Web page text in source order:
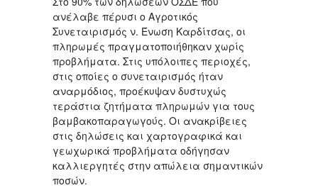
ανέλαβε πέρυσι ο Αγροτικός
Συνεταιρισμός ν. Ένωση Καρδίτσας, οι
πληρωμές πραγματοποιήθηκαν χωρίς
προβλήματα. Στις υπόλοιπες περιοχές,
στις οποίες ο συνεταιρισμός ήταν
αναρμόδιος, προέκυψαν δυστυχώς
τεράστια ζητήματα πληρωμών για τους
βαμβακοπαραγωγούς. Οι ανακρίβειες
στις δηλώσεις και χαρτογραφικά και
γεωχωρικά προβλήματα οδήγησαν
καλλιεργητές στην απώλεια σημαντικών
ποσών.